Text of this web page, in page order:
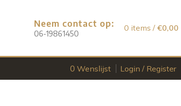
Neem contact op:
06-19861450
0 items / €0,00
0 Wenslijst Login / Register